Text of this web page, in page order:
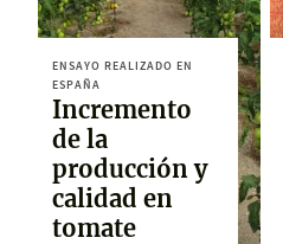
ENSAYO REALIZADO EN
ESPAÑA
Incremento
de la
producción y
calidad en
tomate